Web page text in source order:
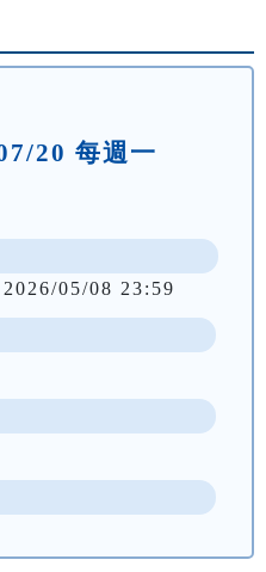
20 每週一
05/08 23:59